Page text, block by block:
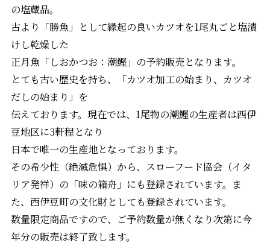
の塩蔵品。
古より「勝魚」として縁起の良いカツオを1尾丸ごと塩漬
けし乾燥した
正月魚「しおかつお：潮鰹」の予約販売となります。
とても古い歴史を持ち、「カツオ加工の始まり、カツオ
だしの始まり」を
伝えております。現在では、1尾物の潮鰹の生産者は西伊
豆地区に3軒程となり
日本で唯一の生産地となっております。
その希少性（絶滅危惧）から、スローフード協会（イタ
リア発祥）の「味の箱舟」にも登録されています。ま
た、西伊豆町の文化財としても登録されています。
数量限定商品ですので、ご予約数量が無くなり次第に今
年分の販売は終了致します。